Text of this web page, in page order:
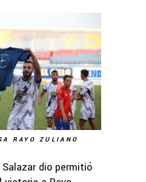
RAYO ZULIANO
dio permitió